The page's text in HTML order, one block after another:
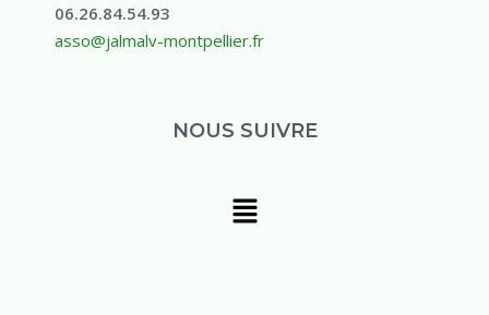
06.26.84.54.93
asso@jalmalv-montpellier.fr
NOUS SUIVRE